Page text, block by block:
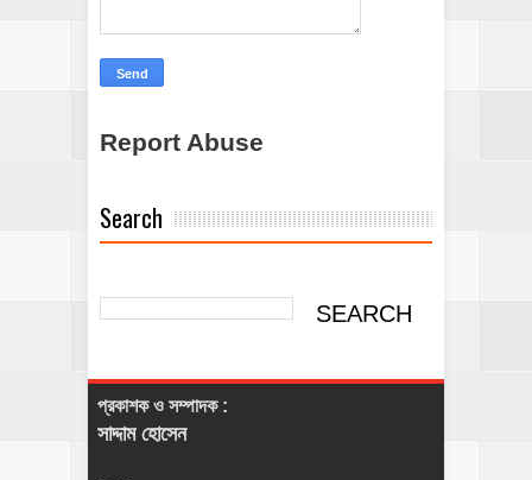
Report Abuse
Search
প্রকাশক ও সম্পাদক :
সাদ্দাম হোসেন